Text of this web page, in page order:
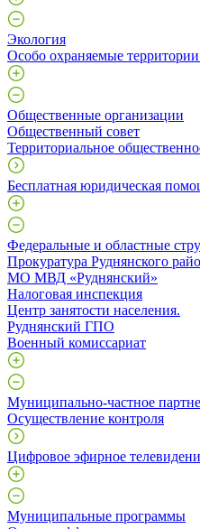
Экология
Особо охраняемые
Общественные организации
Общественный совет
Территориальное
Бесплатная юридическая
Федеральные и областные
Прокуратура Руднянского
МО МВД «Руднянский»
Налоговая инспекция
Центр занятости населения.
Руднянский ГПО
Военный комиссариат
Муниципально-частное
Осуществление контроля
Цифровое эфирное
Муниципальные программы